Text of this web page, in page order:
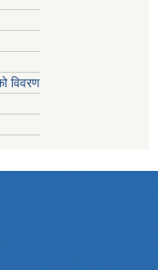
विवरण